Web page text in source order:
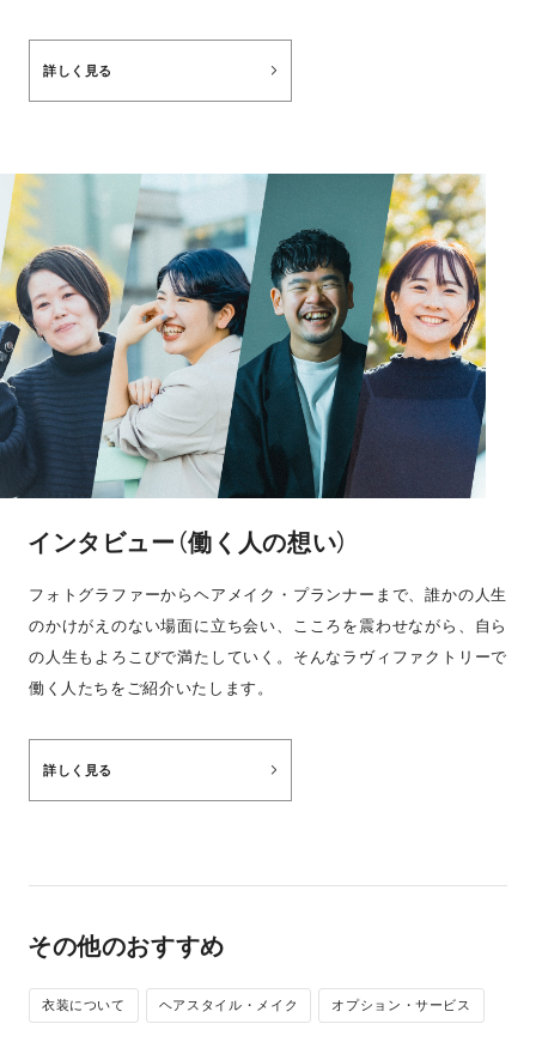
詳しく見る
インタビュー（働く人の想い）
フォトグラファーからヘアメイク・プランナーまで、誰かの人生
のかけがえのない場面に立ち会い、こころを震わせながら、自ら
の人生もよろこびで満たしていく。そんなラヴィファクトリーで
働く人たちをご紹介いたします。
詳しく見る
その他のおすすめ
衣装について ヘアスタイル・メイク オプション・サービス